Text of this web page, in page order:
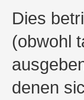
Dies
(obwohl
denen